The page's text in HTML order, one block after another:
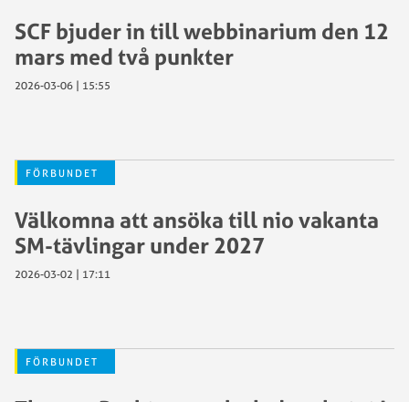
SCF bjuder in till webbinarium den 12
mars med två punkter
2026-03-06 | 15:55
FÖRBUNDET
Välkomna att ansöka till nio vakanta
SM-tävlingar under 2027
2026-03-02 | 17:11
FÖRBUNDET